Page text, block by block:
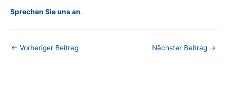
Sprechen Sie uns an.
← Vorheriger Beitrag Nächster Beitrag →